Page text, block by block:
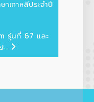
เกาหลีประจำปี
รุ่นที่ 67 และ